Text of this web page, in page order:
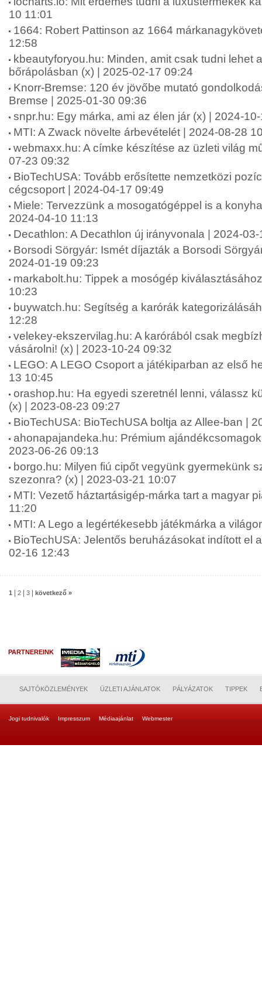
10 11:01
1664: Robert Pattinson az 1664
12:58
kbeautyforyou.hu: Minden, amit csak tudni lehet
bőrápolásban (x) | 2025-02-17 09:24
Knorr-Bremse: 120 év jövőbe mutató
Bremse | 2025-01-30 09:36
snpr.hu: Egy márka, ami az élen jár (x) | 2024-
MTI: A Zwack növelte árbevételét | 2024-08-28
webmaxx.hu: A címke készítése az üzleti világ
07-23 09:32
BioTechUSA: Tovább erősítette nemzetközi
cégcsoport | 2024-04-17 09:49
Miele: Tervezzünk a mosogatógéppel is a
2024-04-10 11:13
Decathlon: A Decathlon új irányvonala | 2024-
Borsodi Sörgyár: Ismét díjazták a Borsodi
2024-01-19 09:23
markabolt.hu: Tippek a mosógép
10:23
buywatch.hu: Segítség a karórák
12:28
velekey-ekszervilag.hu: A karórából csak
vásárolni! (x) | 2023-10-24 09:32
LEGO: A LEGO Csoport a játékiparban az első
13 10:45
orashop.hu: Ha egyedi szeretnél lenni, válassz
(x) | 2023-08-23 09:27
BioTechUSA: BioTechUSA boltja az Allee-ban |
ahonapajandeka.hu: Prémium
2023-06-26 09:13
borgo.hu: Milyen fiú cipőt vegyünk gyermekünk
szezonra? (x) | 2023-03-21 10:07
MTI: Vezető háztartásigép-márka tart a magyar
11:20
MTI: A Lego a legértékesebb játékmárka a
BioTechUSA: Jelentős beruházásokat indított el
02-16 12:43
1 2 3 következő »
PARTNEREINK
SAJTÓKÖZLEMÉNYEK ÜZLETI AJÁNLATOK PÁLYÁZATOK TIPPEK
Jogi tudnivalók Impresszum Médiaajánlat Webmester